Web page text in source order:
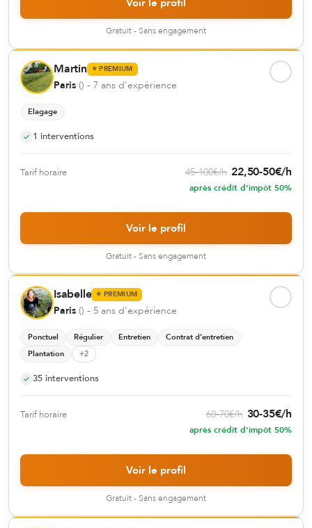
Voir le profil
Gratuit - Sans engagement
Martin ⭐ PREMIUM
Paris () - 7 ans d'expérience
Elagage
1 interventions
Tarif horaire 45-100€/h 22,50-50€/h
après crédit d'impôt 50%
Voir le profil
Gratuit - Sans engagement
Isabelle ⭐ PREMIUM
Paris () - 5 ans d'expérience
Ponctuel Régulier Entretien
Contrat d'entretien
Plantation
+2
35 interventions
Tarif horaire 60-70€/h 30-35€/h
après crédit d'impôt 50%
Voir le profil
Gratuit - Sans engagement